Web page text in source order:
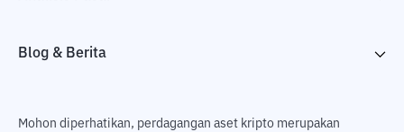
Blog & Berita
Mohon diperhatikan, perdagangan aset kripto merupakan